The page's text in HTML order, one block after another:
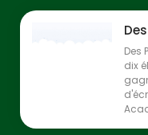
Des
dix